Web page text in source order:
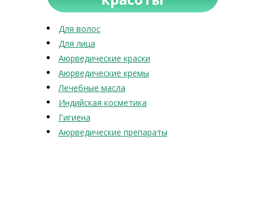
Для волос
Для лица
Аюрведические краски
Аюрведические кремы
Лечебные масла
Индийская косметика
Гигиена
Аюрведические препараты